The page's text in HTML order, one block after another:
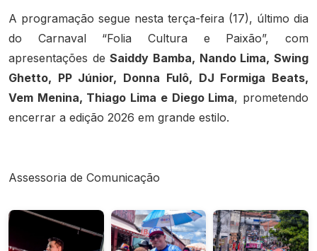
A programação segue nesta terça-feira (17), último dia
do Carnaval “Folia Cultura e Paixão”, com
apresentações deSaiddy Bamba, Nando Lima, Swing
Ghetto, PP Júnior, Donna Fulô, DJ Formiga Beats,
Vem Menina, Thiago Lima e Diego Lima, prometendo
encerrar a edição 2026 em grande estilo.
Assessoria de Comunicação